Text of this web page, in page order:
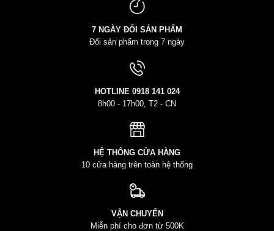
7 NGÀY ĐỔI SẢN PHẨM
Đổi sản phẩm trong 7 ngày
HOTLINE 0918 141 024
8h00 - 17h00, T2 - CN
HỆ THỐNG CỬA HÀNG
10 cửa hàng trên toàn hệ thống
VẬN CHUYỂN
Miễn phí cho đơn từ 500K